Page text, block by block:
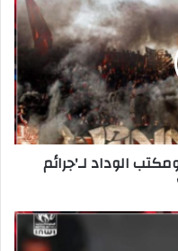
الوداد لـ'جرائم